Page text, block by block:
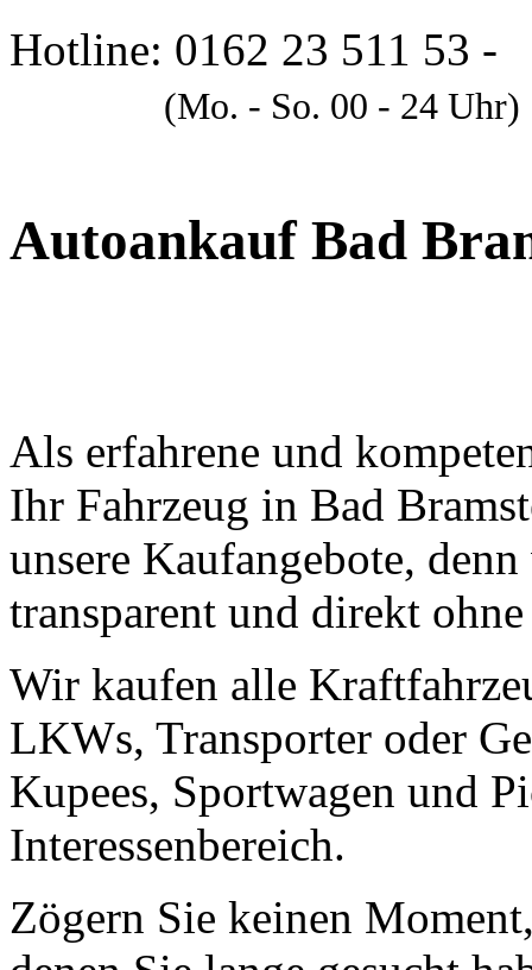
Hotline: 0162 23 511 53 -
(Mo. - So. 00 - 24 Uhr)
Autoankauf Bad
Als erfahrene und
Ihr Fahrzeug in Bad
unsere Kaufangebote,
transparent und direkt
Wir kaufen alle
LKWs, Transporter oder
Kupees, Sportwagen und
Interessenbereich.
Zögern Sie keinen